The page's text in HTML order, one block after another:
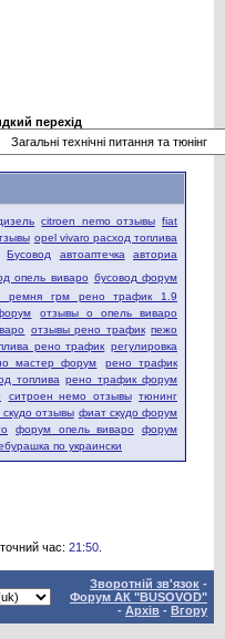
перехід
citroen nemo отзывы fiat
opel vivaro расход топлива
Бусовод автоаптечка авториа
опель виваро бусовод форум
ремня грм рено трафик 1.9
отзывы о опель виваро
отзывы рено трафик пежо
рено трафик регулировка
мастер форум
рено трафик
топлива рено трафик форум
ситроен немо отзывы тюнинг
отзывы фиат скудо форум
форум опель виваро
форум
по украински
час: 21:50.
Зворотній зв'язок -
Форум АК "BUSOVOD"
- Архів - Вгору